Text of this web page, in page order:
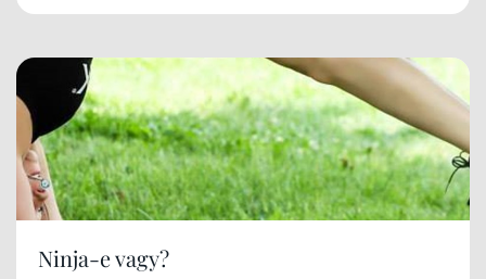
Ninja-e vagy?